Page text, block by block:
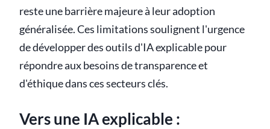
reste une barrière majeure à leur adoption
généralisée. Ces limitations soulignent l'urgence
de développer des outils d'IA explicable pour
répondre aux besoins de transparence et
d'éthique dans ces secteurs clés.
Vers une IA explicable :